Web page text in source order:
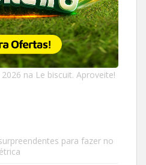
na Le biscuit. Aproveite!
para fazer no